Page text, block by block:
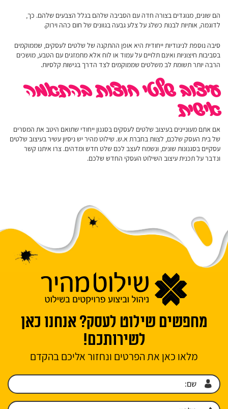
הם שונים, מנוגדים בצורה חדה עם הסביבה שלהם בגלל הצבעים שלהם. כך,
לדוגמה, אותיות לבנות כשלג על צלע גבעה בגוונים של חום כהה וירוק.
סיבה נוספת לניגודיות ייחודית היא אופן ההתקנה של שלטים לעסקים, שממוקמים
בסביבות חיצוניות ואינם תלויים על עמוד או לוח אלא מתמזגים עם הטבע, מושכים
הרבה יותר תשומת לב משלטים שממוקמים לצד הדרך בגישות קלסיות.
עיצוב שלטי חוצות בהתאמה
אישית
אם אתם מעוניינים בעיצוב שלטים לעסקים בסגנון ייחודי שתואם היטב את המסרים
של בית העסק שלכם, לצוות בחברת א.ש. שילוט מהיר יש ניסיון עשיר בעיצוב שלטים
עסקיים בסגנונות שונים, ונשמח לעצב לכם שלט חדש ומדהים. צרו איתנו קשר
ונדבר על תכנית עיצוב השילוט העסקי החדש שלכם.
מחפשים שילוט לעסק? אנחנו כאן
לשירותכם!
מלאו כאן את הפרטים ונחזור אליכם בהקדם